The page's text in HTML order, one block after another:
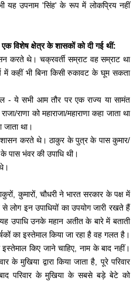
यह उपनाम 'सिंह' के रूप में लोकप्रिय नहीं
विशेष क्षेत्र के शासकों को दी गई थीं:
करते थे। चक्रवर्ती सम्राट वह सम्राट था
में कहीं भी बिना किसी रुकावट के घूम सकता
- ये सभी आम तौर पर एक राज्य या सामंत
राणा को महाराजा/महाराणा कहा जाता था
था।
शासन करते थे। ठाकुर के पुत्र के पास कुमार/
पास भंवर की उपाधि थी।
कुमारों, चौधरी ने भारत सरकार के पक्ष में
लोग इन उपाधियों का उपयोग जारी रखते हैं
उपाधि उनके महान अतीत के बारे में बताती
का इस्तेमाल किया जा रहा है वह गलत है।
किए जाने चाहिए, नाम के बाद नहीं।
के मुखिया द्वारा किया जाता है, पूरे परिवार
बाद परिवार के मुखिया के सबसे बड़े बेटे को